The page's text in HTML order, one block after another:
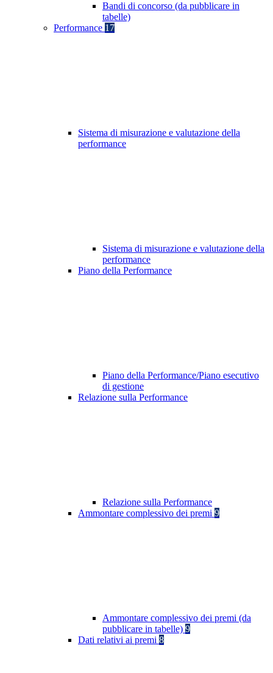
Bandi di concorso (da pubblicare in
tabelle)
Performance 17
Sistema di misurazione e valutazione della
performance
Sistema di misurazione e valutazione della
performance
Piano della Performance
Piano della Performance/Piano esecutivo
di gestione
Relazione sulla Performance
Relazione sulla Performance
Ammontare complessivo dei premi 9
Ammontare complessivo dei premi (da
pubblicare in tabelle) 9
Dati relativi ai premi 8